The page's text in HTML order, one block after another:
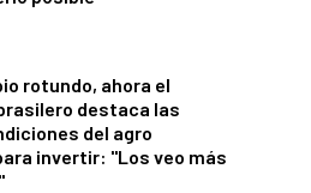
rotundo, ahora el
destaca las
del agro
invertir: "Los veo más